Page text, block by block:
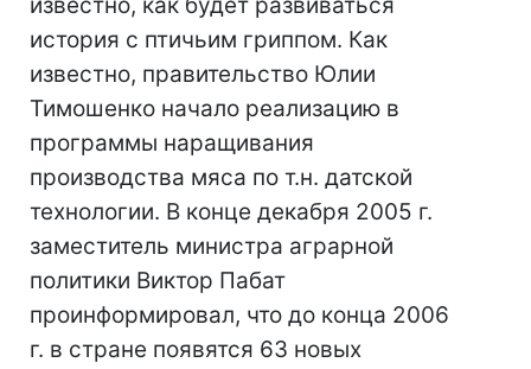
история с птичьим гриппом. Как
известно, правительство Юлии
Тимошенко начало реализацию в
программы наращивания
производства мяса по т.н. датской
технологии. В конце декабря 2005 г.
заместитель министра аграрной
политики Виктор Пабат
проинформировал, что до конца 2006
г. в стране появятся 63 новых